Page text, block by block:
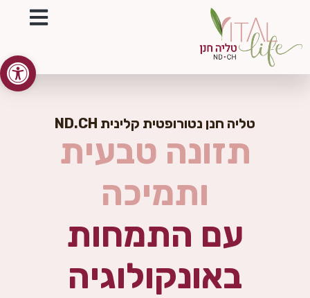
טליה חנן נטורופטית קלינית ND.CH
תזונה טבעית
ותמיכה
עם התמחות
באונקולוגיה
פתח